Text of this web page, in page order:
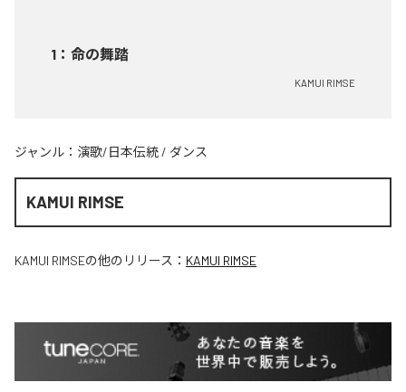
1 ： 命の舞踏
KAMUI RIMSE
ジャンル： 演歌/日本伝統 / ダンス
KAMUI RIMSE
KAMUI RIMSEの他のリリース： KAMUI RIMSE